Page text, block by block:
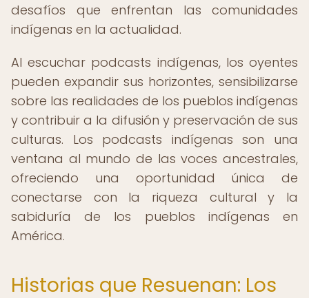
desafíos que enfrentan las comunidades
indígenas en la actualidad.
Al escuchar podcasts indígenas, los oyentes
pueden expandir sus horizontes, sensibilizarse
sobre las realidades de los pueblos indígenas
y contribuir a la difusión y preservación de sus
culturas. Los podcasts indígenas son una
ventana al mundo de las voces ancestrales,
ofreciendo una oportunidad única de
conectarse con la riqueza cultural y la
sabiduría de los pueblos indígenas en
América.
Historias que Resuenan: Los